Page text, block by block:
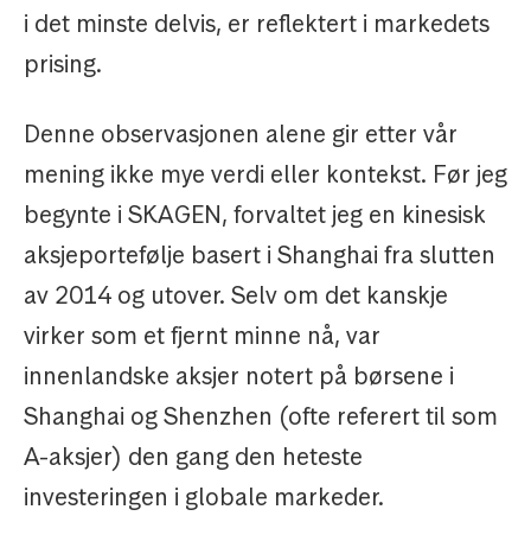
i det minste delvis, er reflektert i markedets
prising.
Denne observasjonen alene gir etter vår
mening ikke mye verdi eller kontekst. Før jeg
begynte i SKAGEN, forvaltet jeg en kinesisk
aksjeportefølje basert i Shanghai fra slutten
av 2014 og utover. Selv om det kanskje
virker som et fjernt minne nå, var
innenlandske aksjer notert på børsene i
Shanghai og Shenzhen (ofte referert til som
A-aksjer) den gang den heteste
investeringen i globale markeder.